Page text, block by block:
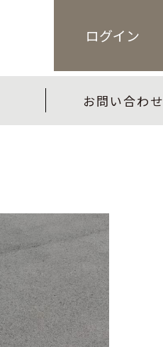
ログイン
お問い合わせ